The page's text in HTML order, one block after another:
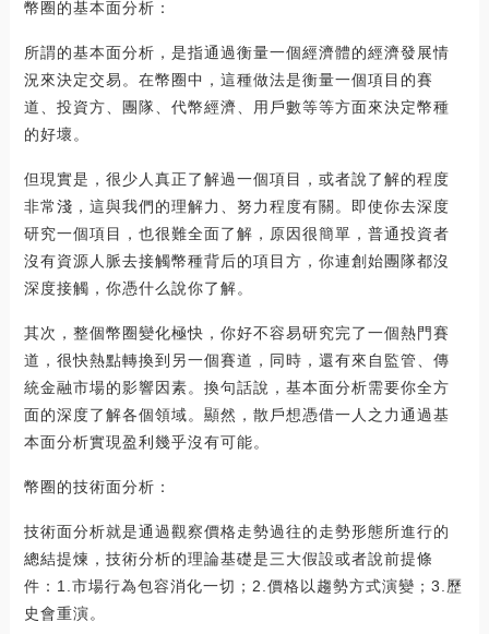
幣圈的基本面分析：
所謂的基本面分析，是指通過衡量一個經濟體的經濟發展情
況來決定交易。在幣圈中，這種做法是衡量一個項目的賽
道、投資方、團隊、代幣經濟、用戶數等等方面來決定幣種
的好壞。
但現實是，很少人真正了解過一個項目，或者說了解的程度
非常淺，這與我們的理解力、努力程度有關。即使你去深度
研究一個項目，也很難全面了解，原因很簡單，普通投資者
沒有資源人脈去接觸幣種背后的項目方，你連創始團隊都沒
深度接觸，你憑什么說你了解。
其次，整個幣圈變化極快，你好不容易研究完了一個熱門賽
道，很快熱點轉換到另一個賽道，同時，還有來自監管、傳
統金融市場的影響因素。換句話說，基本面分析需要你全方
面的深度了解各個領域。顯然，散戶想憑借一人之力通過基
本面分析實現盈利幾乎沒有可能。
幣圈的技術面分析：
技術面分析就是通過觀察價格走勢過往的走勢形態所進行的
總結提煉，技術分析的理論基礎是三大假設或者說前提條
件：1.市場行為包容消化一切；2.價格以趨勢方式演變；3.歷
史會重演。